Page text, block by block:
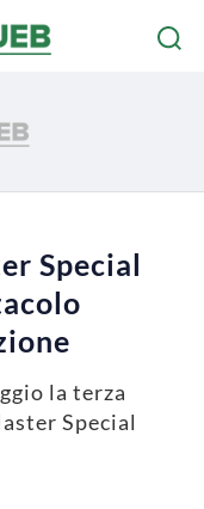
Special
la terza
Special